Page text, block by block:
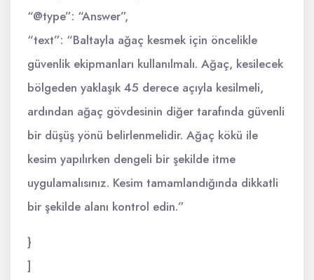
“@type”: “Answer”,
“text”: “Baltayla ağaç kesmek için öncelikle
güvenlik ekipmanları kullanılmalı. Ağaç, kesilecek
bölgeden yaklaşık 45 derece açıyla kesilmeli,
ardından ağaç gövdesinin diğer tarafında güvenli
bir düşüş yönü belirlenmelidir. Ağaç kökü ile
kesim yapılırken dengeli bir şekilde itme
uygulamalısınız. Kesim tamamlandığında dikkatli
bir şekilde alanı kontrol edin.”
}
]